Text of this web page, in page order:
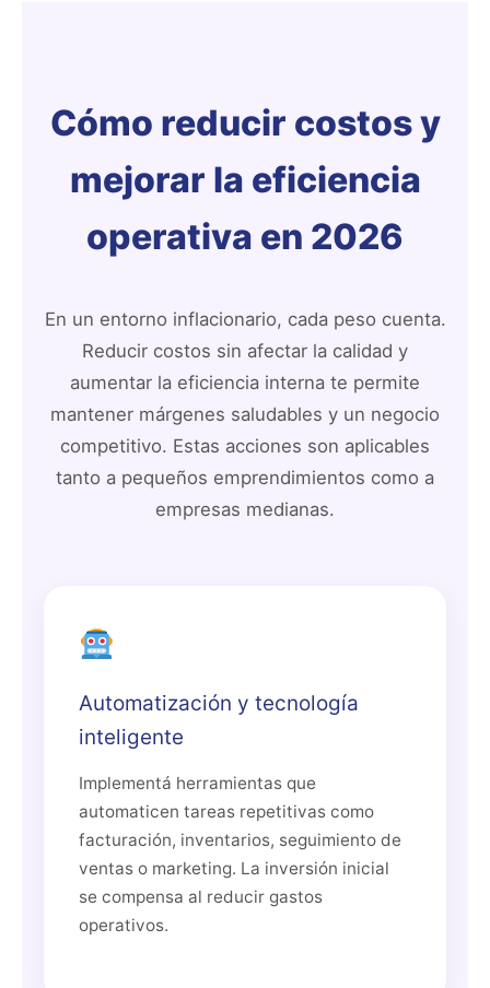
Cómo reducir costos y
mejorar la eficiencia
operativa en 2026
En un entorno inflacionario, cada peso cuenta.
Reducir costos sin afectar la calidad y
aumentar la eficiencia interna te permite
mantener márgenes saludables y un negocio
competitivo. Estas acciones son aplicables
tanto a pequeños emprendimientos como a
empresas medianas.
Automatización y tecnología
inteligente
Implementá herramientas que
automaticen tareas repetitivas como
facturación, inventarios, seguimiento de
ventas o marketing. La inversión inicial
se compensa al reducir gastos
operativos.